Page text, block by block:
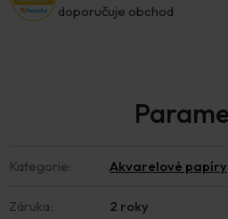
doporučuje obchod
Kategorie: Akvarelové papíry
Záruka: 2 roky